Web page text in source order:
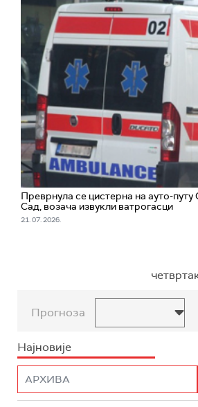
Преврнула се цистерна на ауто-
Сад, возача извукли ватрогасци
21. 07. 2026.
Прогноза
Најновије